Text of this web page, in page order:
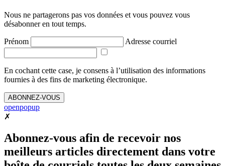
Nous ne partagerons pas vos données et vous pouvez vous
désabonner en tout temps.
Prénom Adresse courriel
En cochant cette case, je consens à l’utilisation des informations
fournies à des fins de marketing électronique.
ABONNEZ-VOUS
openpopup
✗
Abonnez-vous afin de recevoir nos
meilleurs articles directement dans votre